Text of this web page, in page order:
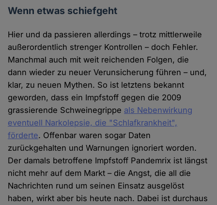
Wenn etwas schiefgeht
Hier und da passieren allerdings – trotz mittlerweile
außerordentlich strenger Kontrollen – doch Fehler.
Manchmal auch mit weit reichenden Folgen, die
dann wieder zu neuer Verunsicherung führen – und,
klar, zu neuen Mythen. So ist letztens bekannt
geworden, dass ein Impfstoff gegen die 2009
grassierende Schweinegrippe als Nebenwirkung
eventuell Narkolepsie, die "Schlafkrankheit",
förderte. Offenbar waren sogar Daten
zurückgehalten und Warnungen ignoriert worden.
Der damals betroffene Impfstoff Pandemrix ist längst
nicht mehr auf dem Markt – die Angst, die all die
Nachrichten rund um seinen Einsatz ausgelöst
haben, wirkt aber bis heute nach. Dabei ist durchaus